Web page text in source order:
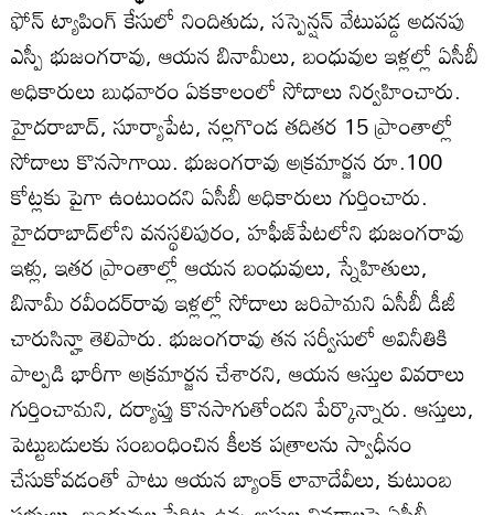
ఫోన్‌ ట్యాపింగ్‌ కేసులో నిందితుడు, సస్పెన్షన్‌ వేటుపడ్డ అదనపు
ఎస్పీ భుజంగరావు, ఆయన బినామీలు, బంధువుల ఇళ్లల్లో ఏసీబీ
అధికారులు బుధవారం ఏకకాలంలో సోదాలు నిర్వహించారు.
హైదరాబాద్‌, సూర్యాపేట, నల్లగొండ తదితర 15 ప్రాంతాల్లో
సోదాలు కొనసాగాయి. భుజంగరావు అక్రమార్జన రూ.100
కోట్లకు పైగా ఉంటుందని ఏసీబీ అధికారులు గుర్తించారు.
హైదరాబాద్‌లోని వనస్థలిపురం, హఫీజ్‌పేటలోని భుజంగరావు
ఇళ్లు, ఇతర ప్రాంతాల్లో ఆయన బంధువులు, స్నేహితులు,
బినామీ రవీందర్‌రావు ఇళ్లల్లో సోదాలు జరిపామని ఏసీబీ డీజీ
చారుసిన్హా తెలిపారు. భుజంగరావు తన సర్వీసులో అవినీతికి
పాల్పడి భారీగా అక్రమార్జన చేశారని, ఆయన ఆస్తుల వివరాలు
గుర్తించామని, దర్యాప్తు కొనసాగుతోందని పేర్కొన్నారు. ఆస్తులు,
పెట్టుబడులకు సంబంధించిన కీలక పత్రాలను స్వాధీనం
చేసుకోవడంతో పాటు ఆయన బ్యాంక్‌ లావాదేవీలు, కుటుంబ